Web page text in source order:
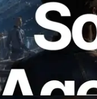
องรับ x402
API ที่ต้องใช้